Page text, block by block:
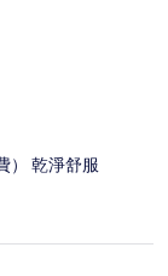
） 乾淨舒服